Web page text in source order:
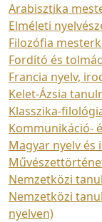
Arabisztika
Elméleti
Filozófia
Fordító és
Francia nyelv,
Kelet-Ázsia
Klasszika-
Kommunikáció-
Magyar nyelv és
Nemzetközi
Nemzetközi
nyelven)